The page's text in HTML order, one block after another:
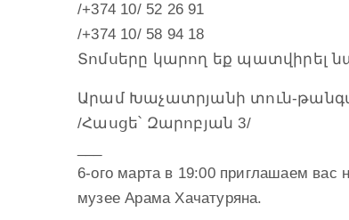
/+374 10/ 52 26 91
/+374 10/ 58 94 18
Տոմսերը կարող եք պատվիրել
Արամ Խաչատրյանի տուն-
/Հասցե՝ Զարոբյան 3/
6-ого марта в 19:00 приглашаем вас
музее Арама Хачатуряна.